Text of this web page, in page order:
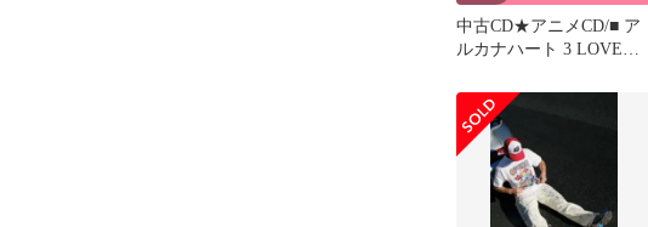
中古CD★アニメCD/■ ア
ルカナハート 3 LOVE
ドラマCD
【ASWJP14051/+++++++J
02589】J02589